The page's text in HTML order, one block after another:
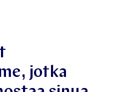
jotka